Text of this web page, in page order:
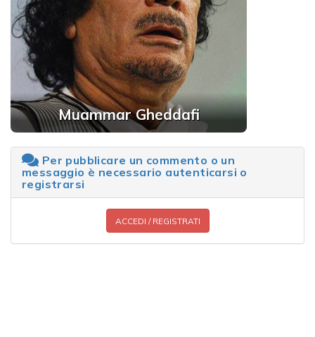
Muammar Gheddafi
Per pubblicare un commento o un
messaggio è necessario autenticarsi o
registrarsi
ACCEDI / REGISTRATI